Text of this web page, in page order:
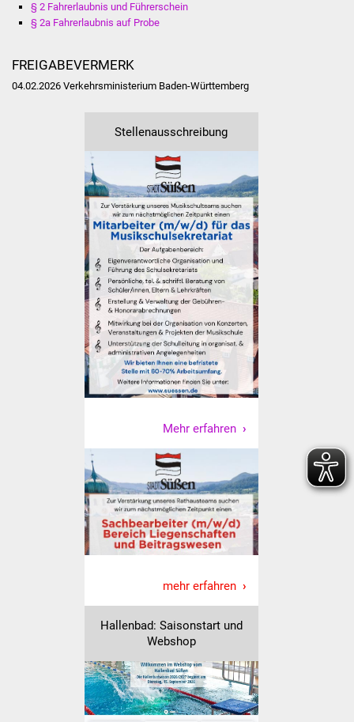
Schwäbischer Albtrauf
Industriekultur
Lebenslagen
Senioren
Stadtseniorenrat
Sommerwochen für
Ältere
Seniorenwohn- und
Pflegeheim
Familien
Familientreff
Kinder und Jugendliche
Schülerferienprogramm
Migration und Integration
Freundeskreis Asyl
Ukraine-Hilfe
Bauen in Süßen
§ 2 Fahrerlaubnis und Führerschein
§ 2a Fahrerlaubnis auf Probe
FREIGABEVERMERK
04.02.2026Verkehrsministerium Baden-Württemberg
Stellenausschreibung
Mehr erfahren
mehr erfahren
Hallenbad: Saisonstart und
Webshop